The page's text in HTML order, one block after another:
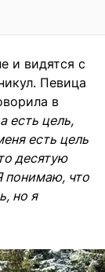
и видятся с
Певица
в
есть цель,
есть цель
десятую
понимаю, что
но я